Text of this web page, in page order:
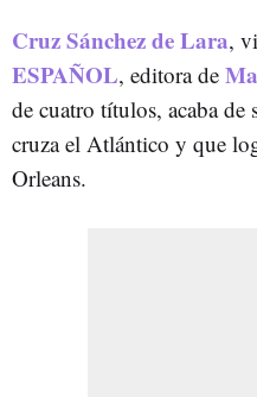
Cruz Sánchez de Lara,
ESPAÑOL, editora de
de cuatro títulos, acaba de
cruza el Atlántico y que
Orleans.